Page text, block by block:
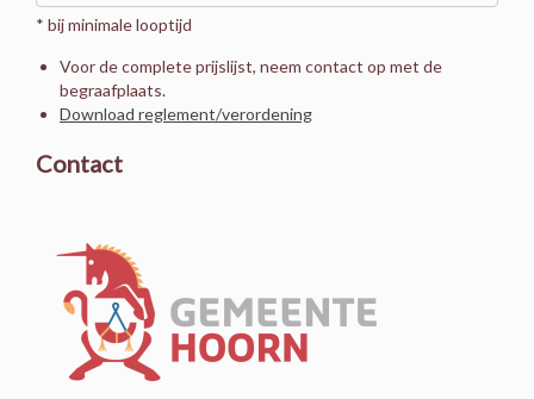
* bij minimale looptijd
Voor de complete prijslijst, neem contact op met de
begraafplaats.
Download reglement/verordening
Contact